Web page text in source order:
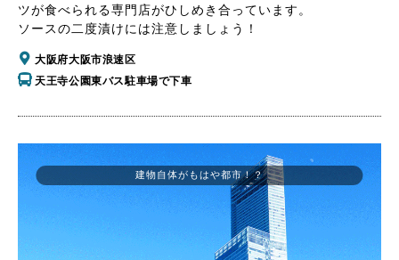
ツが食べられる専門店がひしめき合っています。
ソースの二度漬けには注意しましょう！
大阪府大阪市浪速区
天王寺公園東バス駐車場で下車
建物自体がもはや都市！？